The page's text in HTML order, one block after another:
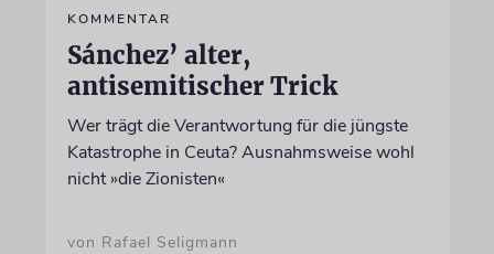
KOMMENTAR
Sánchez’ alter,
antisemitischer Trick
Wer trägt die Verantwortung für die jüngste
Katastrophe in Ceuta? Ausnahmsweise wohl
nicht »die Zionisten«
von Rafael Seligmann